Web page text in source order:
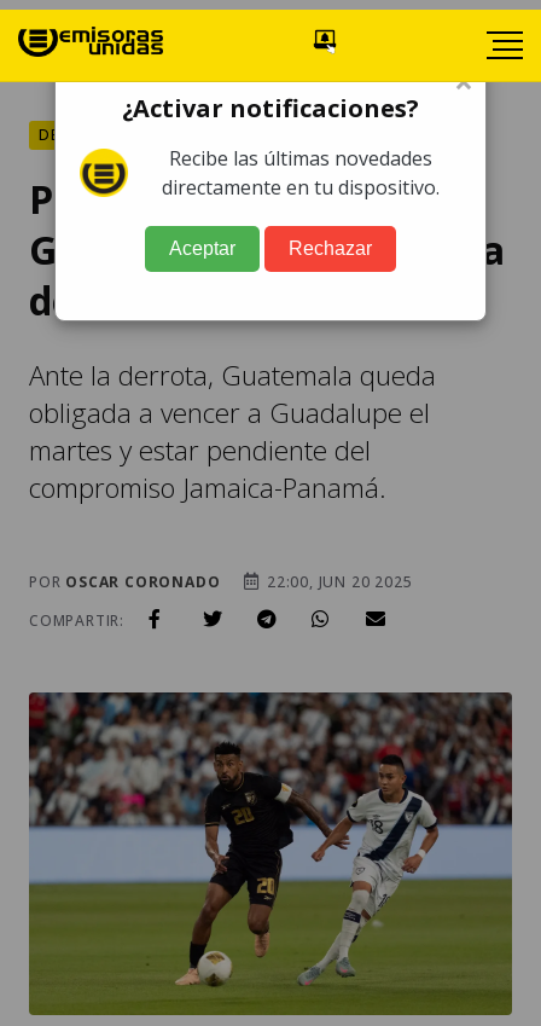
DEPORTES
Panamá se impone a
Guatemala y queda cerca
de cuartos de final
Ante la derrota, Guatemala queda
obligada a vencer a Guadalupe el
martes y estar pendiente del
compromiso Jamaica-Panamá.
POR OSCAR CORONADO
22:00, JUN 20 2025
COMPARTIR:
×
¿Activar notificaciones?
Recibe las últimas novedades
directamente en tu dispositivo.
Aceptar Rechazar